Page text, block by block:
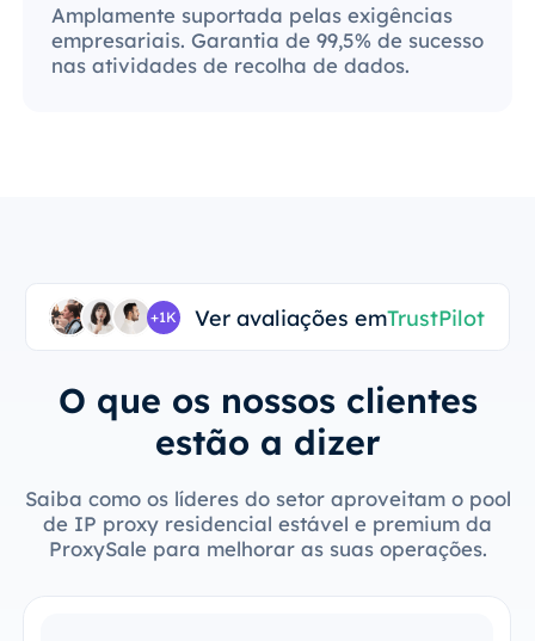
Amplamente suportada pelas exigências
empresariais. Garantia de 99,5% de sucesso
nas atividades de recolha de dados.
+1K Ver avaliações emTrustPilot
O que os nossos clientes
estão a dizer
Saiba como os líderes do setor aproveitam o pool
de IP proxy residencial estável e premium da
ProxySale para melhorar as suas operações.